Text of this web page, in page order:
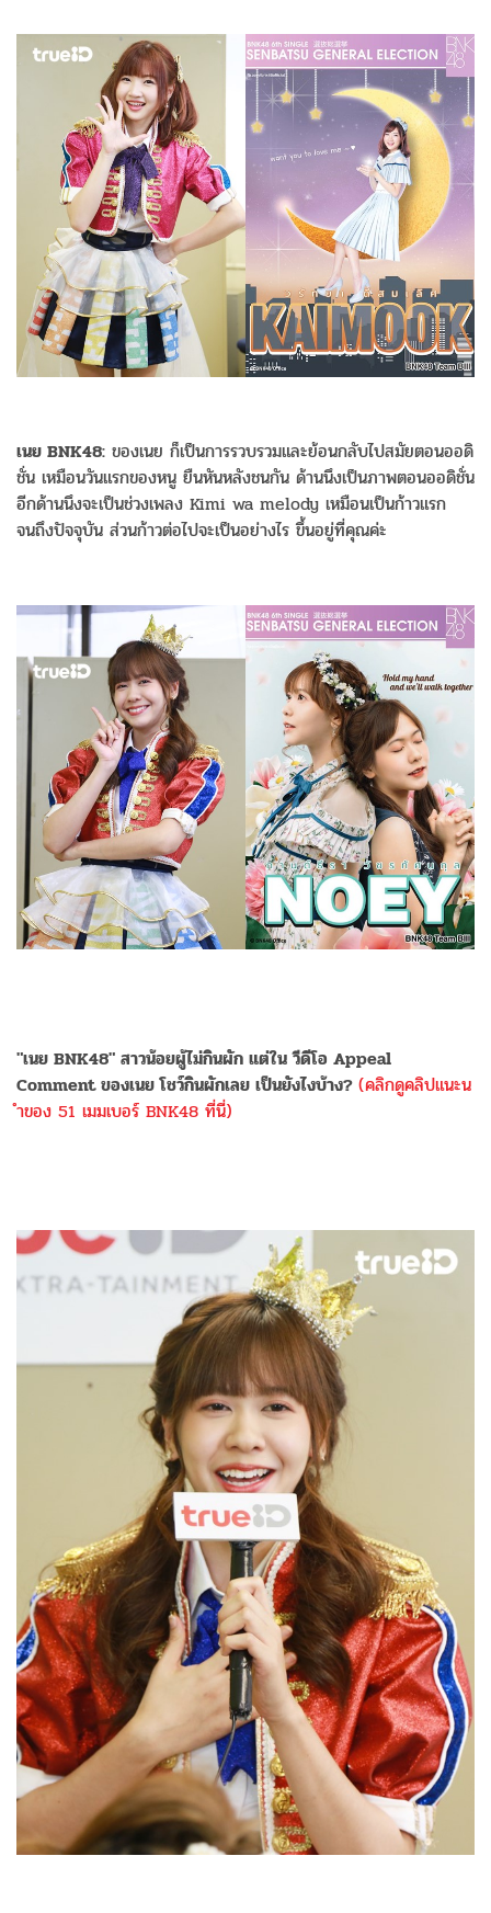
เนย BNK48: ของเนย ก็เป็นการรวบรวมและย้อนกลับไปสมัยตอนออดิ
ชั่น เหมือนวันแรกของหนู ยืนหันหลังชนกัน ด้านนึงเป็นภาพตอนออดิชั่น
อีกด้านนึงจะเป็นช่วงเพลง Kimi wa melody เหมือนเป็นก้าวแรก
จนถึงปัจจุบัน ส่วนก้าวต่อไปจะเป็นอย่างไร ขึ้นอยู่ที่คุณค่ะ
"เนย BNK48" สาวน้อยผู้ไม่กินผัก แต่ใน วีดีโอ Appeal
Comment ของเนย โชว์กินผักเลย เป็นยังไงบ้าง? (คลิกดูคลิปแนะน
ำของ 51 เมมเบอร์ BNK48 ที่นี่)